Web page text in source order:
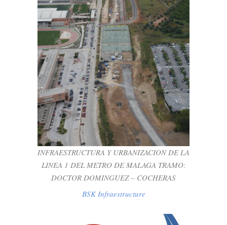
INFRAESTRUCTURA Y URBANIZACION
DE LA LINEA 1 DEL METRO DE MALAGA
TRAMO: DOCTOR DOMINGUEZ –
COCHERAS
BSK Infraestructure
INFRAESTRUCTURA Y URBANIZACION DE LA
LINEA 1 DEL METRO DE MALAGA TRAMO:
DOCTOR DOMINGUEZ – COCHERAS
BSK Infraestructure